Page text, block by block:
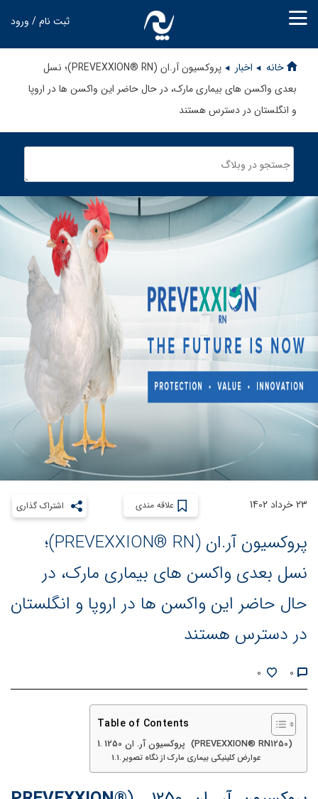
ثبت نام / ورود
خانه اخبار
پروکسیون آر.ان (PREVEXXION® RN)؛ نسل
بعدی واکسن های بیماری مارک، در حال حاضر این واکسن ها در اروپا
و انگلستان در دسترس هستند
23 خرداد 1402 علاقه مندی اشتراک گذاری
پروکسیون آر.ان (PREVEXXION® RN)؛
نسل بعدی واکسن های بیماری مارک، در
حال حاضر این واکسن ها در اروپا و انگلستان
در دسترس هستند
0
0
Table of Contents
پروکسیون آر. ان 1250 (PREVEXXION® RN1250)
عوارض کلینیکی بیماری مارک از نگاه تصویر